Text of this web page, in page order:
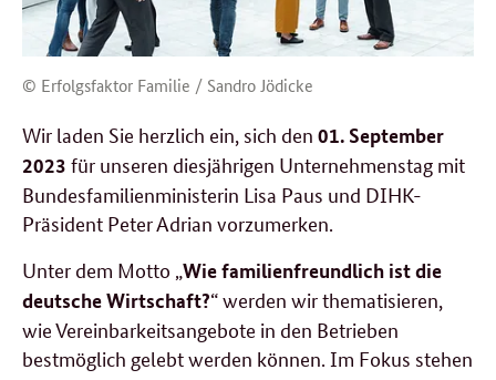
© Erfolgsfaktor Familie / Sandro Jödicke
Wir laden Sie herzlich ein, sich den 01. September
2023 für unseren diesjährigen Unternehmenstag mit
Bundesfamilienministerin Lisa Paus und DIHK-
Präsident Peter Adrian vorzumerken.
Unter dem Motto „Wie familienfreundlich ist die
deutsche Wirtschaft?“ werden wir thematisieren,
wie Vereinbarkeitsangebote in den Betrieben
bestmöglich gelebt werden können. Im Fokus stehen